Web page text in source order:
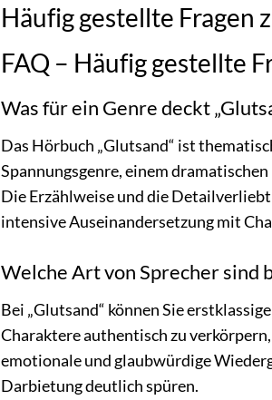
Häufig gestellte Fragen
FAQ – Häufig gestellte
Was für ein Genre deckt
Das Hörbuch „Glutsand“ ist
Spannungsgenre, einem
Die Erzählweise und die
intensive Auseinandersetzung mit
Welche Art von Sprecher sind
Bei „Glutsand“ können Sie
Charaktere authentisch zu
emotionale und glaubwürdige
Darbietung deutlich spüren.